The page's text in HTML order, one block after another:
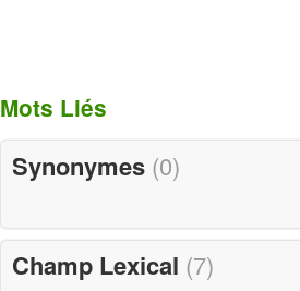
Mots Liés
Synonymes (0)
Champ Lexical (7)